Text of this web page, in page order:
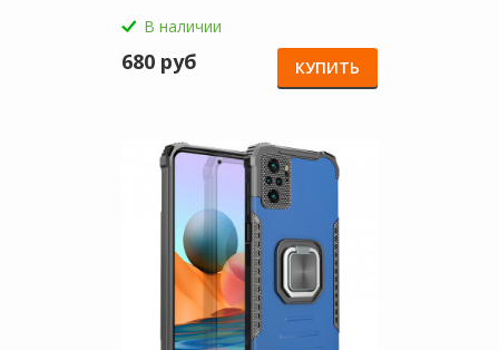
В наличии
680 руб КУПИТЬ